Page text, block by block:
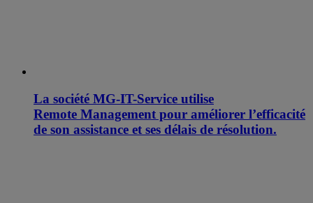
La société MG-IT-Service utilise
Remote Management pour améliorer l’efficacité
de son assistance et ses délais de résolution.